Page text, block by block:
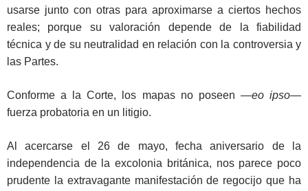
usarse junto con otras para aproximarse a ciertos hechos
reales; porque su valoración depende de la fiabilidad
técnica y de su neutralidad en relación con la controversia y
las Partes.
Conforme a la Corte, los mapas no poseen —eo ipso—
fuerza probatoria en un litigio.
Al acercarse el 26 de mayo, fecha aniversario de la
independencia de la excolonia británica, nos parece poco
prudente la extravagante manifestación de regocijo que ha